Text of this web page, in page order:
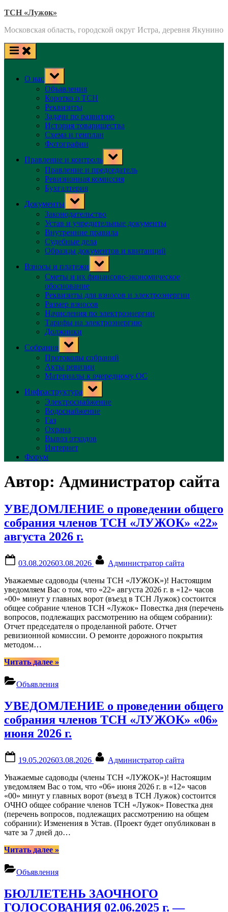
Skip
content
ТСН «Лужок»
Московская область, городской округ Истра, деревня Якунино
О нас
Toggle
sub-
menu
Объявления
Коротко о ТСН
Реквизиты
Задачи по развитию
История товарищества
Схема и генплан
Фотографии
Правление и контроль
Toggle
sub-
menu
Правление и председатель
Ревизионная комиссия
Бухгалтерия
Документы
Toggle
sub-
menu
Законодательство
Устав и учредительные документы
Внутренние правила
Судебные дела
Образцы документов и квитанций
Взносы и платежи
Toggle
sub-
menu
Сметы и их финансово-экономическое
обоснование
Реквизиты для взносов и электроэнергии
Размер взносов
Начисления по электроэнергии
Тарифы на электроэнергию
Должники
Собрания
Toggle
sub-
menu
Протоколы собраний
Акты ревизии
Материалы к очередному ОС
Инфраструктура
Toggle
sub-
menu
Электроснабжение
Водоснабжение
Газ
Охрана
Вывоз отходов
Интернет
Форум
Автор: Администратор сайта
УВЕДОМЛЕНИЕ о проведении общего
собрания членов ТСН «ЛУЖОК» «22»
августа 2026 г.
on
03.08.202603.08.2026
Администратор сайта
Уважаемые садоводы (члены ТСН «ЛУЖОК»)! Настоящим
уведомляем Вас о том, что «22» августа 2026 г. в «12» часов
«00» минут у главных ворот (въезд в ТСН Лужок) состоится
общее собрание членов ТСН «Лужок» Повестка дня (перечень
вопросов, подлежащих рассмотрению на общем собрании):
Отчет председателя о проделанной работе. Отчет
ревизионной комиссии. О ремонте дорожного покрытия
методом…
Читать далее“УВЕДОМЛЕНИЕ
общего
членов
ТСН
«ЛУЖОК»
«22»
г.”
»
Объявления
УВЕДОМЛЕНИЕ о проведении общего
собрания членов ТСН «ЛУЖОК» «06»
июня 2026 г.
on
19.05.202603.08.2026
Администратор сайта
Уважаемые садоводы (члены ТСН «ЛУЖОК»)! Настоящим
уведомляем Вас о том, что «06» июня 2026 г. в «12» часов
«00» минут у главных ворот (въезд в ТСН Лужок) состоится
ОЧНО общее собрание членов ТСН «Лужок» Повестка дня
(перечень вопросов, подлежащих рассмотрению на общем
собрании): Изменения в Устав. (Проект будет опубликован в
чате за 7 дней до…
Читать далее“УВЕДОМЛЕНИЕ
общего
членов
ТСН
»
Объявления
БЮЛЛЕТЕНЬ ЗАОЧНОГО
ГОЛОСОВАНИЯ 02.06.2025 г. —